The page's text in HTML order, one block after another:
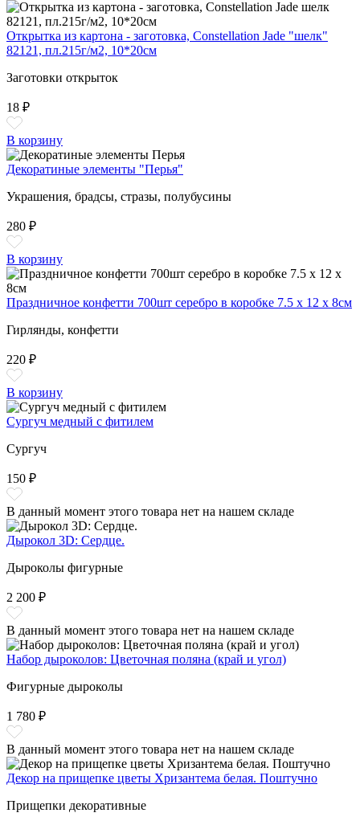
Открытка из картона - заготовка, Constellation Jade "шелк"
82121, пл.215г/м2, 10*20см
Заготовки открыток
18 ₽
В корзину
Декоратиные элементы "Перья"
Украшения, брадсы, стразы, полубусины
280 ₽
В корзину
Праздничное конфетти 700шт серебро в коробке 7.5 х 12 х 8см
Гирлянды, конфетти
220 ₽
В корзину
Сургуч медный с фитилем
Сургуч
150 ₽
В данный момент этого товара нет на нашем складе
Дырокол 3D: Сердце.
Дыроколы фигурные
2 200 ₽
В данный момент этого товара нет на нашем складе
Набор дыроколов: Цветочная поляна (край и угол)
Фигурные дыроколы
1 780 ₽
В данный момент этого товара нет на нашем складе
Декор на прищепке цветы Хризантема белая. Поштучно
Прищепки декоративные